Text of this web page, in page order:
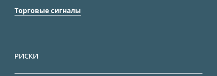
Торговые сигналы
РИСКИ